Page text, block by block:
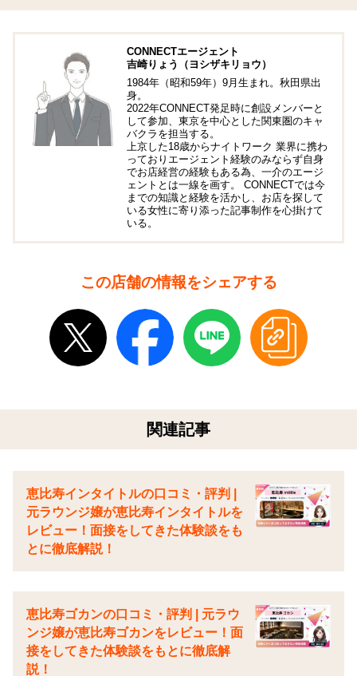
CONNECTエージェント
吉崎りょう（ヨシザキリョウ）
1984年（昭和59年）9月生まれ。秋田県出
身。
2022年CONNECT発足時に創設メンバーと
して参加、東京を中心とした関東圏のキャ
バクラを担当する。
上京した18歳からナイトワーク 業界に携わ
っておりエージェント経験のみならず自身
でお店経営の経験もある為、一介のエージ
ェントとは一線を画す。 CONNECTでは今
までの知識と経験を活かし、お店を探して
いる女性に寄り添った記事制作を心掛けて
いる。
この店舗の情報をシェアする
関連記事
恵比寿インタイトルの口コミ・評判 |
元ラウンジ嬢が恵比寿インタイトルを
レビュー！面接をしてきた体験談をも
とに徹底解説！
恵比寿ゴカンの口コミ・評判 | 元ラウ
ンジ嬢が恵比寿ゴカンをレビュー！面
接をしてきた体験談をもとに徹底解
説！